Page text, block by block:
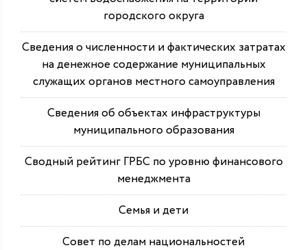
городского округа
Сведения о численности и фактических затратах
на денежное содержание муниципальных
служащих органов местного самоуправления
Сведения об объектах инфраструктуры
муниципального образования
Сводный рейтинг ГРБС по уровню финансового
менеджмента
Семья и дети
Совет по делам национальностей